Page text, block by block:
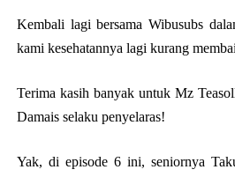
Kembali lagi bersama Wibusubs
kami kesehatannya lagi kurang
Terima kasih banyak untuk Mz
Damais selaku penyelaras!
Yak, di episode 6 ini, seniornya